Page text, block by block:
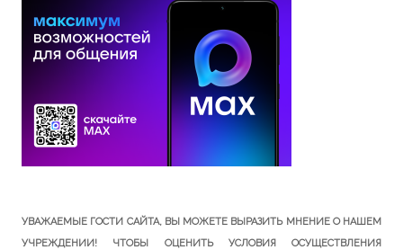
УВАЖАЕМЫЕ ГОСТИ САЙТА, ВЫ МОЖЕТЕ ВЫРАЗИТЬ МНЕНИЕ О НАШЕМ
УЧРЕЖДЕНИИ! ЧТОБЫ ОЦЕНИТЬ УСЛОВИЯ ОСУЩЕСТВЛЕНИЯ